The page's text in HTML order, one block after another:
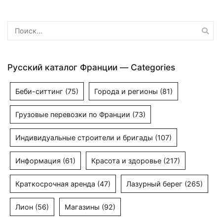
Найти:
Русский каталог Франции — Categories
Беби-ситтинг (75) Города и регионы (81)
Грузовые перевозки по Франции (73)
Индивидуальные строители и бригады (107)
Информация (61) Красота и здоровье (217)
Краткосрочная аренда (47) Лазурный берег (265)
Лион (56) Магазины (92)